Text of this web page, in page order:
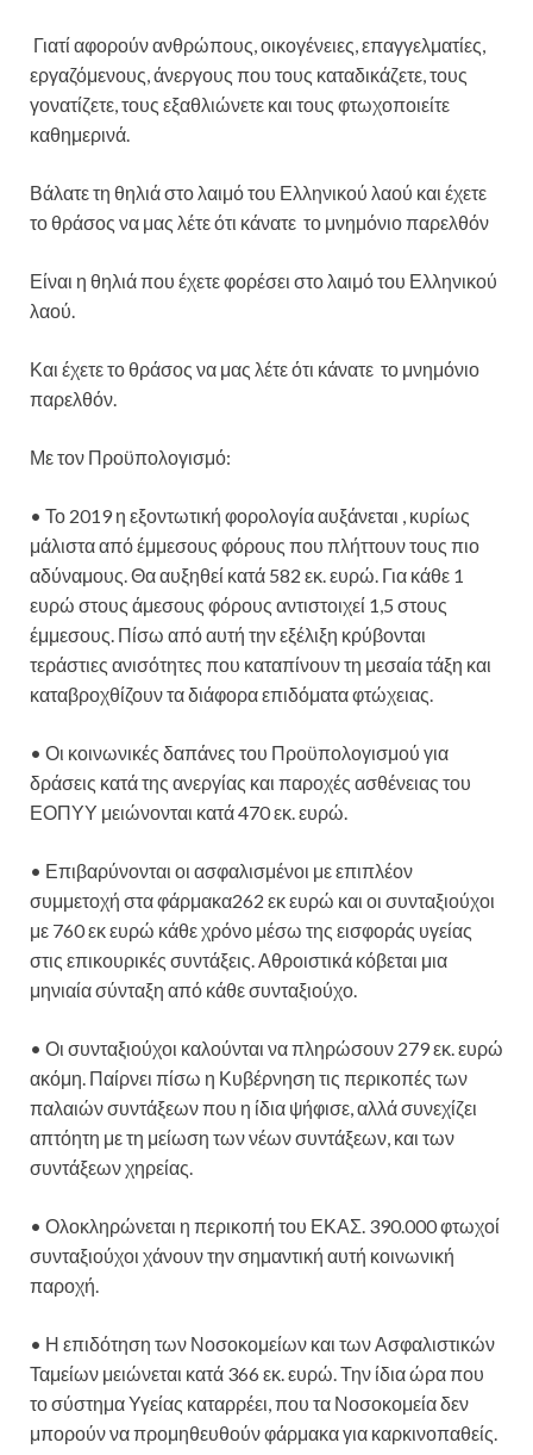
Γιατί αφορούν ανθρώπους, οικογένειες, επαγγελματίες,
εργαζόμενους, άνεργους που τους καταδικάζετε, τους
γονατίζετε, τους εξαθλιώνετε και τους φτωχοποιείτε
καθημερινά.
Βάλατε τη θηλιά στο λαιμό του Ελληνικού λαού και έχετε
το θράσος να μας λέτε ότι κάνατε το μνημόνιο παρελθόν
Είναι η θηλιά που έχετε φορέσει στο λαιμό του Ελληνικού
λαού.
Και έχετε το θράσος να μας λέτε ότι κάνατε το μνημόνιο
παρελθόν.
Με τον Προϋπολογισμό:
• Το 2019 η εξοντωτική φορολογία αυξάνεται , κυρίως
μάλιστα από έμμεσους φόρους που πλήττουν τους πιο
αδύναμους. Θα αυξηθεί κατά 582 εκ. ευρώ. Για κάθε 1
ευρώ στους άμεσους φόρους αντιστοιχεί 1,5 στους
έμμεσους. Πίσω από αυτή την εξέλιξη κρύβονται
τεράστιες ανισότητες που καταπίνουν τη μεσαία τάξη και
καταβροχθίζουν τα διάφορα επιδόματα φτώχειας.
• Οι κοινωνικές δαπάνες του Προϋπολογισμού για
δράσεις κατά της ανεργίας και παροχές ασθένειας του
ΕΟΠΥΥ μειώνονται κατά 470 εκ. ευρώ.
• Επιβαρύνονται οι ασφαλισμένοι με επιπλέον
συμμετοχή στα φάρμακα262 εκ ευρώ και οι συνταξιούχοι
με 760 εκ ευρώ κάθε χρόνο μέσω της εισφοράς υγείας
στις επικουρικές συντάξεις. Αθροιστικά κόβεται μια
μηνιαία σύνταξη από κάθε συνταξιούχο.
• Οι συνταξιούχοι καλούνται να πληρώσουν 279 εκ. ευρώ
ακόμη. Παίρνει πίσω η Κυβέρνηση τις περικοπές των
παλαιών συντάξεων που η ίδια ψήφισε, αλλά συνεχίζει
απτόητη με τη μείωση των νέων συντάξεων, και των
συντάξεων χηρείας.
• Ολοκληρώνεται η περικοπή του ΕΚΑΣ. 390.000 φτωχοί
συνταξιούχοι χάνουν την σημαντική αυτή κοινωνική
παροχή.
• Η επιδότηση των Νοσοκομείων και των Ασφαλιστικών
Ταμείων μειώνεται κατά 366 εκ. ευρώ. Την ίδια ώρα που
το σύστημα Υγείας καταρρέει, που τα Νοσοκομεία δεν
μπορούν να προμηθευθούν φάρμακα για καρκινοπαθείς.